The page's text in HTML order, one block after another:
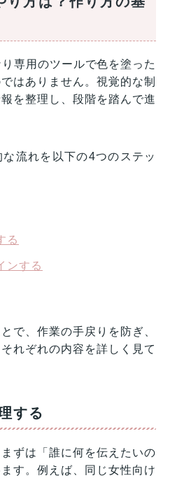
専用のツールで色を塗った
はありません。視覚的な制
を整理し、段階を踏んで進
流れを以下の4つのステッ
る
ンする
で、作業の手戻りを防ぎ、
れぞれの内容を詳しく見て
する
ずは「誰に何を伝えたいの
す。例えば、同じ女性向け